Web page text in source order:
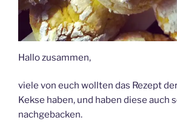
Hallo zusammen,
viele von euch wollten das Rezept
Kekse haben, und haben diese auch
nachgebacken.